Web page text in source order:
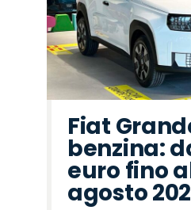
Fiat
benzina:
euro fino
agosto